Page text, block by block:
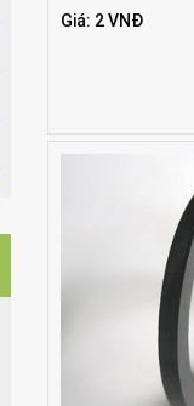
Giá: 2 VNĐ